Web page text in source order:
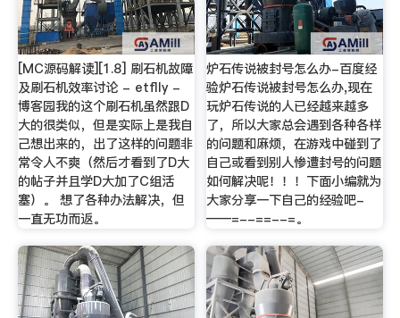
[MC源码解读][1.8] 刷石机故障
及刷石机效率讨论 - etflly -
博客园我的这个刷石机虽然跟D
大的很类似，但是实际上是我自
己想出来的，出了这样的问题非
常令人不爽（然后才看到了D大
的帖子并且学D大加了C组活
塞）。 想了各种办法解决，但
一直无功而返。
炉石传说被封号怎么办-百度经
验炉石传说被封号怎么办,现在
玩炉石传说的人已经越来越多
了，所以大家总会遇到各种各样
的问题和麻烦，在游戏中碰到了
自己或看到别人惨遭封号的问题
如何解决呢！！！下面小编就为
大家分享一下自己的经验吧-
——=--==--=。